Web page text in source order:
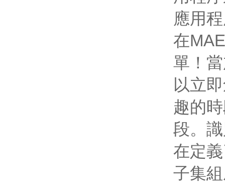
應用
在
單！
以立
趣的
段。
在定
子集